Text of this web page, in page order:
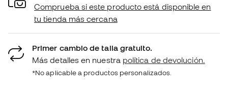
Comprueba si este producto está disponible en
tu tienda más cercana
Primer cambio de talla gratuito.
Más detalles en nuestra política de devolución.
*No aplicable a productos personalizados.